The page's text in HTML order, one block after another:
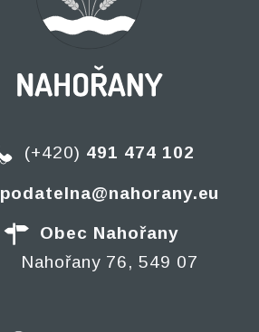
(+420) 491 474 102
podatelna@nahorany.eu
Obec Nahořany
Nahořany 76, 549 07